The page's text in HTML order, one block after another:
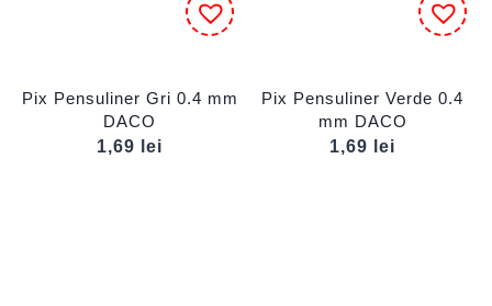
Pix Pensuliner Gri 0.4 mm
DACO
1,69
lei
Pix Pensuliner Verde 0.4
mm DACO
1,69
lei